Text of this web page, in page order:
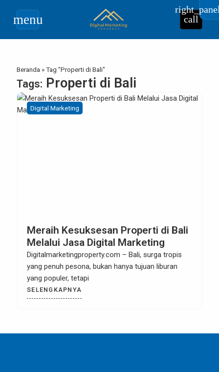
menu call
Beranda »Tag "Properti di Bali"
Tags: Properti di Bali
Digital Marketing
Meraih Kesuksesan Properti di Bali
Melalui Jasa Digital Marketing
Digitalmarketingproperty.com – Bali, surga tropis
yang penuh pesona, bukan hanya tujuan liburan
yang populer, tetapi
SELENGKAPNYA